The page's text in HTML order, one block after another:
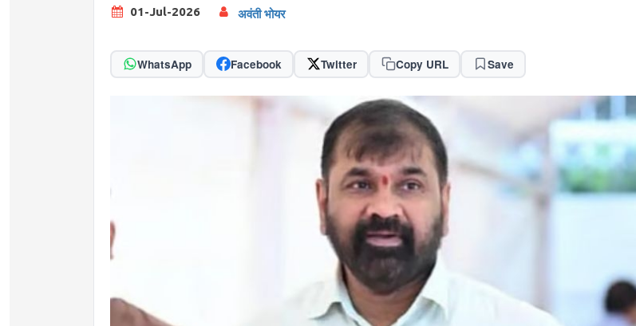
01-Jul-2026 अवंती भोयर
WhatsApp Facebook Twitter Copy URL Save